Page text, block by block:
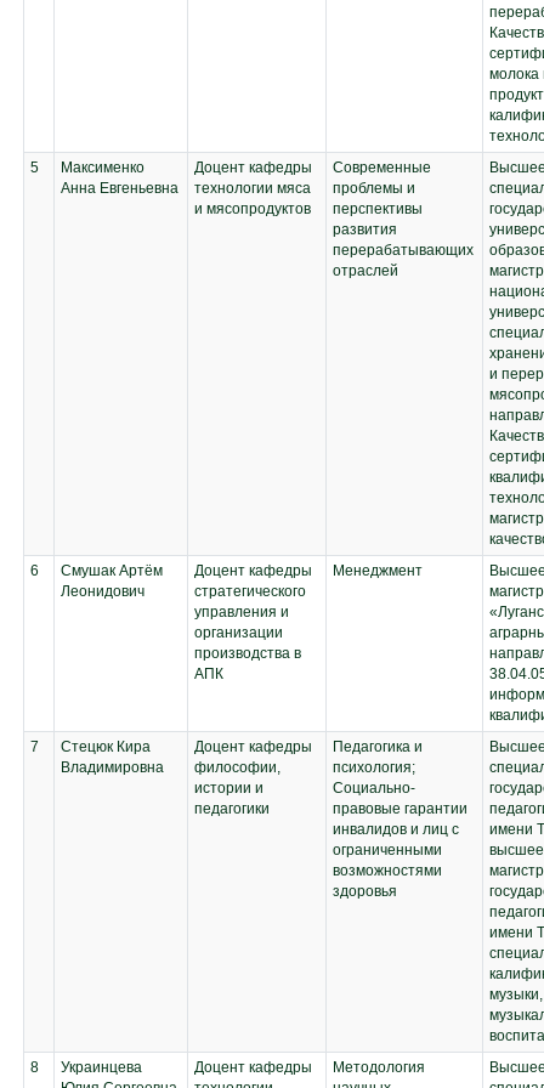
молока
5
Максименко
Анна Евгеньевна
Доцент кафедры
технологии мяса
и мясопродуктов
Современные
проблемы и
перспективы
развития
перерабатывающих
отраслей
и
6
Смушак Артём
Леонидович
Доцент кафедры
стратегического
управления и
организации
производства в
АПК
Менеджмент
7
Стецюк Кира
Владимировна
Доцент кафедры
философии,
истории и
педагогики
Педагогика и
психология;
Социально-
правовые гарантии
инвалидов и лиц с
ограниченными
возможностями
здоровья
имени
высшее
имени
8
Украинцева
Доцент кафедры
Методология